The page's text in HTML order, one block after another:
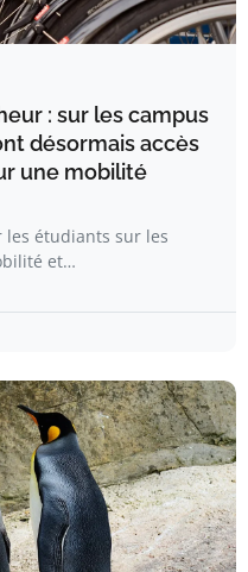
: sur les campus
désormais accès
une mobilité
les étudiants sur les
et…